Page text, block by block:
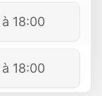
18:00
18:00